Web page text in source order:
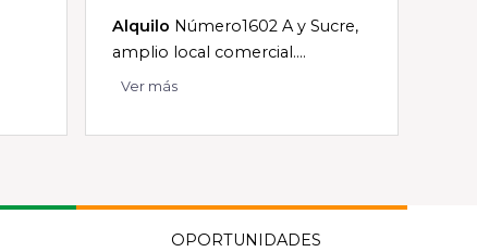
Alquilo Número1602 A y Sucre,
amplio local comercial....
Ver más
OPORTUNIDADES